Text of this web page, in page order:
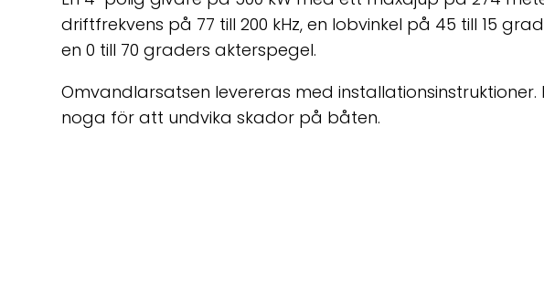
driftfrekvens på 77 till 200 kHz, en lobvinkel på 45 till 15
en 0 till 70 graders akterspegel.
Omvandlarsatsen levereras med installationsinstruktioner.
noga för att undvika skador på båten.